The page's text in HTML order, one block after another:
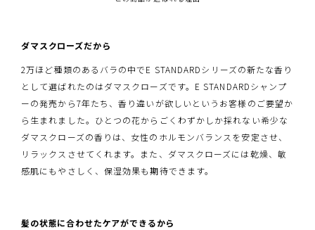
ダマスクローズだから
2万ほど種類のあるバラの中でE STANDARDシリーズの新たな香り
として選ばれたのはダマスクローズです。E STANDARDシャンプ
ーの発売から7年たち、香り違いが欲しいというお客様のご要望か
ら生まれました。ひとつの花からごくわずかしか採れない希少な
ダマスクローズの香りは、女性のホルモンバランスを安定させ、
リラックスさせてくれます。また、ダマスクローズには乾燥、敏
感肌にもやさしく、保湿効果も期待できます。
髪の状態に合わせたケアができるから